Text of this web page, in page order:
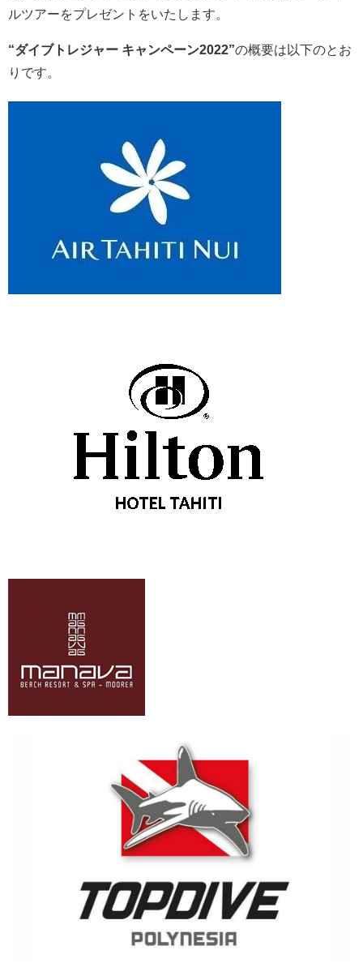
ルツアーをプレゼントをいたします。
“ダイブトレジャー キャンペーン2022”の概要は以下のとお
りです。